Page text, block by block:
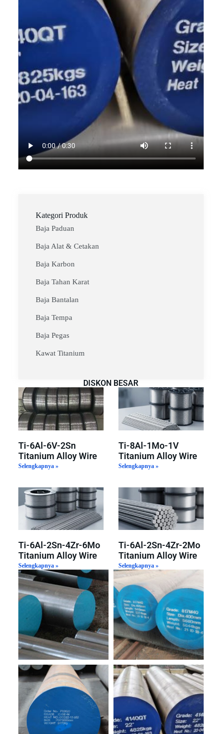
Kategori Produk
Baja Paduan
Baja Alat & Cetakan
Baja Karbon
Baja Tahan Karat
Baja Bantalan
Baja Tempa
Baja Pegas
Kawat Titanium
DISKON BESAR
Ti-6Al-6V-2Sn
Titanium Alloy Wire
Selengkapnya »
Ti-8Al-1Mo-1V
Titanium Alloy Wire
Selengkapnya »
Ti-6Al-2Sn-4Zr-6Mo
Titanium Alloy Wire
Selengkapnya »
Ti-6Al-2Sn-4Zr-2Mo
Titanium Alloy Wire
Selengkapnya »